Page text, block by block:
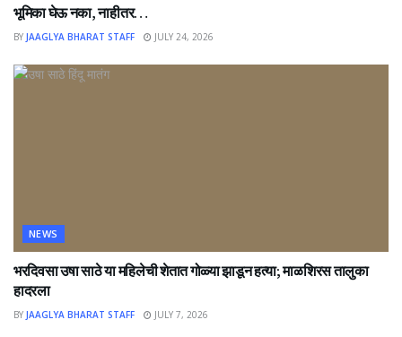
भूमिका घेऊ नका, नाहीतर…
BY JAAGLYA BHARAT STAFF JULY 24, 2026
NEWS
भरदिवसा उषा साठे या महिलेची शेतात गोळ्या झाडून हत्या; माळशिरस तालुका
हादरला
BY JAAGLYA BHARAT STAFF JULY 7, 2026